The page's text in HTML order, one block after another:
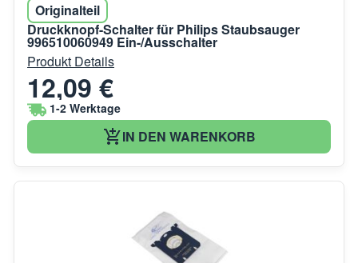
Originalteil
Druckknopf-Schalter für Philips Staubsauger
996510060949 Ein-/Ausschalter
Produkt Details
12,09 €
1-2 Werktage
IN DEN WARENKORB